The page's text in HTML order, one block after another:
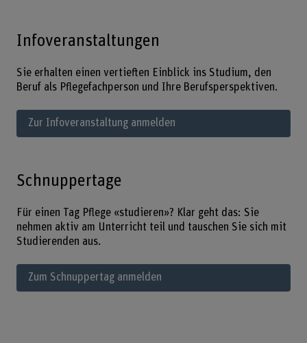
Infoveranstaltungen
Sie erhalten einen vertieften Einblick ins Studium, den
Beruf als Pflegefachperson und Ihre Berufsperspektiven.
Zur Infoveranstaltung anmelden
Schnuppertage
Für einen Tag Pflege «studieren»? Klar geht das: Sie
nehmen aktiv am Unterricht teil und tauschen Sie sich mit
Studierenden aus.
Zum Schnuppertag anmelden